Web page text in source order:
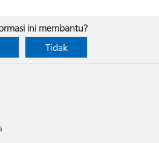
ini membantu?
Tidak